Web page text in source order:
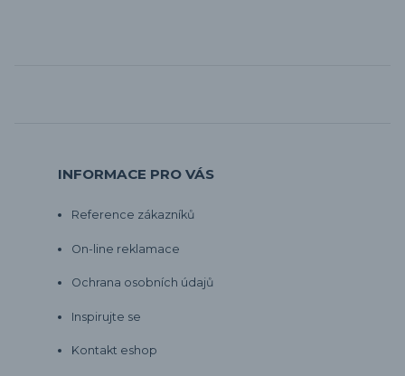
INFORMACE PRO VÁS
Reference zákazníků
On-line reklamace
Ochrana osobních údajů
Inspirujte se
Kontakt eshop